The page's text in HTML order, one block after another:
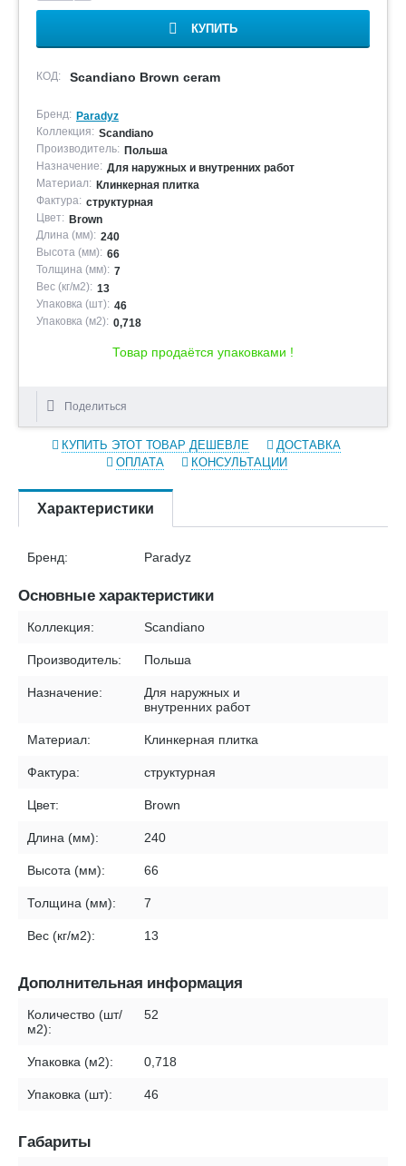
КУПИТЬ
КОД: Scandiano Brown ceram
Бренд: Paradyz
Коллекция: Scandiano
Производитель: Польша
Назначение: Для наружных и внутренних работ
Материал: Клинкерная плитка
Фактура: структурная
Цвет: Brown
Длина (мм): 240
Высота (мм): 66
Толщина (мм): 7
Вес (кг/м2): 13
Упаковка (шт): 46
Упаковка (м2): 0,718
Товар продаётся упаковками !
Поделиться
КУПИТЬ ЭТОТ ТОВАР ДЕШЕВЛЕ
ДОСТАВКА
ОПЛАТА
КОНСУЛЬТАЦИИ
Характеристики
Бренд: Paradyz
Основные характеристики
Коллекция: Scandiano
Производитель: Польша
Назначение:
Для наружных и
внутренних работ
Материал: Клинкерная плитка
Фактура: структурная
Цвет: Brown
Длина (мм): 240
Высота (мм): 66
Толщина (мм): 7
Вес (кг/м2): 13
Дополнительная информация
Количество (шт/
м2):
52
Упаковка (м2): 0,718
Упаковка (шт): 46
Габариты